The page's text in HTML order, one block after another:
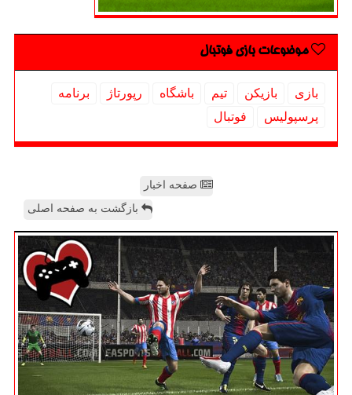
موضوعات بازی فوتبال
بازی بازیكن تیم باشگاه رپورتاژ
برنامه
پرسپولیس
فوتبال
صفحه اخبار
بازگشت به صفحه اصلی